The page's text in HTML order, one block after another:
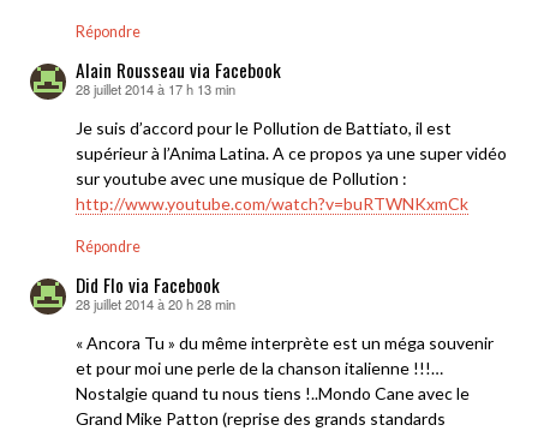
Répondre
Alain Rousseau via Facebook
dit :
28 juillet 2014 à 17 h 13 min
Je suis d’accord pour le Pollution de Battiato, il est
supérieur à l’Anima Latina. A ce propos ya une super vidéo
sur youtube avec une musique de Pollution :
http://www.youtube.com/watch?v=buRTWNKxmCk
Répondre
Did Flo via Facebook
dit :
28 juillet 2014 à 20 h 28 min
« Ancora Tu » du même interprète est un méga souvenir
et pour moi une perle de la chanson italienne !!!…
Nostalgie quand tu nous tiens !..Mondo Cane avec le
Grand Mike Patton (reprise des grands standards